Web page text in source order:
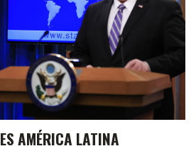
AMÉRICA LATINA